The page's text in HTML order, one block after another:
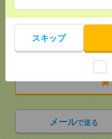
スキップ
メールで送る